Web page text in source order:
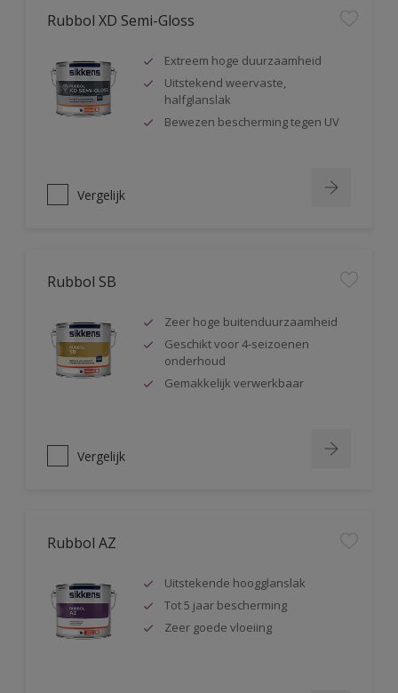
Rubbol XD Semi-Gloss
Extreem hoge duurzaamheid
Uitstekend weervaste,
halfglanslak
Bewezen bescherming tegen UV
Vergelijk
Rubbol SB
Zeer hoge buitenduurzaamheid
Geschikt voor 4-seizoenen
onderhoud
Gemakkelijk verwerkbaar
Vergelijk
Rubbol AZ
Uitstekende hoogglanslak
Tot 5 jaar bescherming
Zeer goede vloeiing